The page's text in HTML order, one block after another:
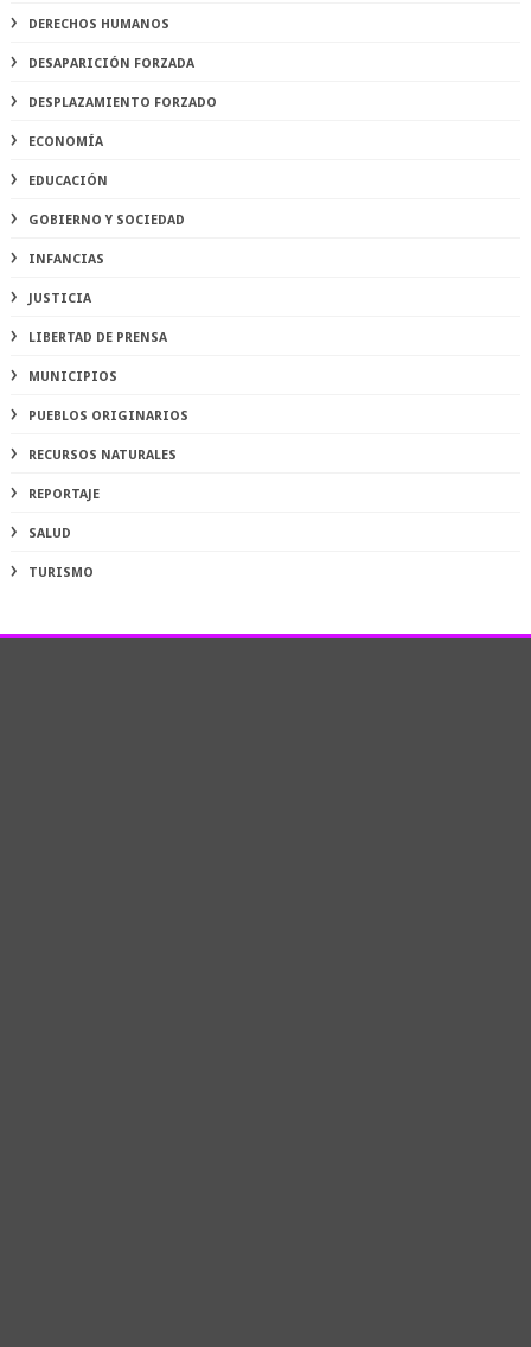
DERECHOS HUMANOS
DESAPARICIÓN FORZADA
DESPLAZAMIENTO FORZADO
ECONOMÍA
EDUCACIÓN
GOBIERNO Y SOCIEDAD
INFANCIAS
JUSTICIA
LIBERTAD DE PRENSA
MUNICIPIOS
PUEBLOS ORIGINARIOS
RECURSOS NATURALES
REPORTAJE
SALUD
TURISMO